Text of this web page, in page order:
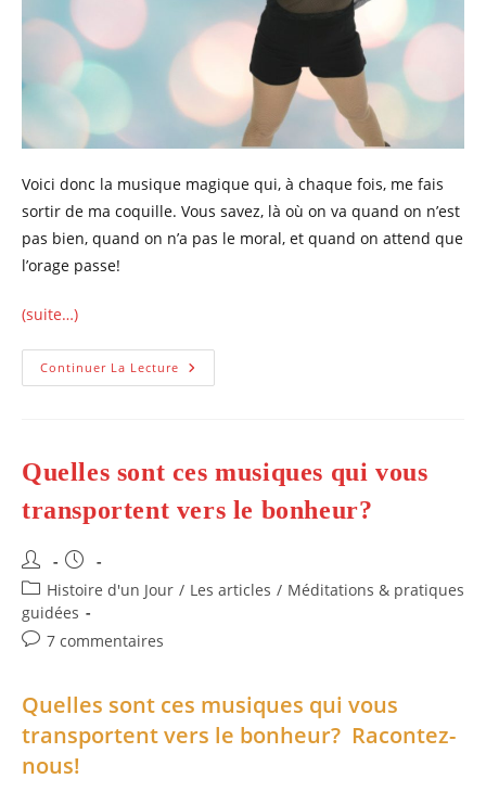
Voici donc la musique magique qui, à chaque fois, me fais
sortir de ma coquille. Vous savez, là où on va quand on n’est
pas bien, quand on n’a pas le moral, et quand on attend que
l’orage passe!
(suite…)
Continuer La Lecture Ma
Chanson
Quelles sont ces musiques qui vous
transportent vers le bonheur?
Auteur/autrice
de
la
publication :
Publication
publiée :
Post
category:
Histoire d'un Jour / Les articles / Méditations & pratiques
guidées
Commentaires
publication :
7 commentaires
Quelles sont ces musiques qui vous
transportent vers le bonheur? Racontez-
nous!